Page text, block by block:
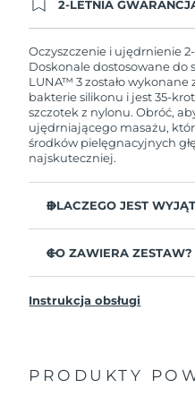
2-LETNIA
przypadku
od zakupu, FOREO
Oczyszczenie i ujędrnienie
Doskonale dostosowane do
LUNA™ 3 zostało
bakterie silikonu i jest 35-
szczotek z nylonu. Obróć,
ujędrniającego masażu,
środków pielęgnacyjnych
najskuteczniej.
DLACZEGO JEST
zanieczyszczeń, sebum i
Usuń zalegające
jaśniejszej, zdrowszej cery.
Ultramiękkie wypustki z
CO ZAWIERA ZESTAW?
Kabel ładujący USB
Ogólna instrukcja
Instrukcja obsługi
PRODUKTY